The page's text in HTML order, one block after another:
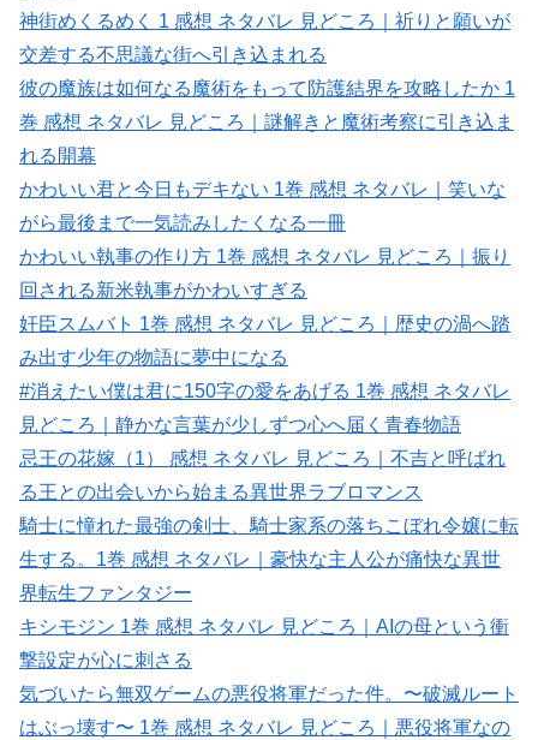
神街めくるめく 1 感想 ネタバレ 見どころ｜祈りと願いが
交差する不思議な街へ引き込まれる
彼の魔族は如何なる魔術をもって防護結界を攻略したか 1
巻 感想 ネタバレ 見どころ｜謎解きと魔術考察に引き込ま
れる開幕
かわいい君と今日もデキない 1巻 感想 ネタバレ｜笑いな
がら最後まで一気読みしたくなる一冊
かわいい執事の作り方 1巻 感想 ネタバレ 見どころ｜振り
回される新米執事がかわいすぎる
奸臣スムバト 1巻 感想 ネタバレ 見どころ｜歴史の渦へ踏
み出す少年の物語に夢中になる
#消えたい僕は君に150字の愛をあげる 1巻 感想 ネタバレ
見どころ｜静かな言葉が少しずつ心へ届く青春物語
忌王の花嫁（1） 感想 ネタバレ 見どころ｜不吉と呼ばれ
る王との出会いから始まる異世界ラブロマンス
騎士に憧れた最強の剣士、騎士家系の落ちこぼれ令嬢に転
生する。1巻 感想 ネタバレ｜豪快な主人公が痛快な異世
界転生ファンタジー
キシモジン 1巻 感想 ネタバレ 見どころ｜AIの母という衝
撃設定が心に刺さる
気づいたら無双ゲームの悪役将軍だった件。〜破滅ルート
はぶっ壊す〜 1巻 感想 ネタバレ 見どころ｜悪役将軍なの